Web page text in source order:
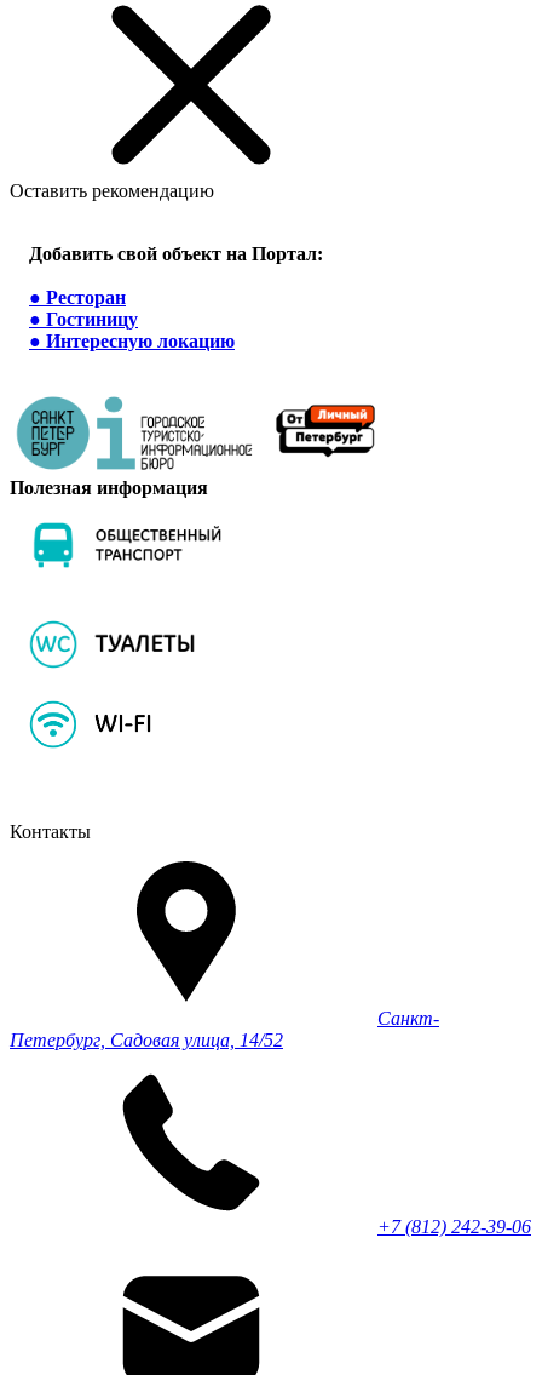
Оставить рекомендацию
Добавить свой объект на Портал:
● Ресторан
● Гостиницу
● Интересную локацию
Полезная информация
Контакты
Санкт-
Петербург, Садовая улица, 14/52
+7 (812) 242-39-06